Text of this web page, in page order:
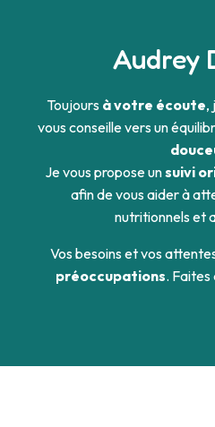
Audrey
Toujours à votre écoute,
vous conseille vers un
Je vous propose unsuivi
afin de vous aider à
nutritionnels et
Vos besoins et vos
préoccupations. Faites